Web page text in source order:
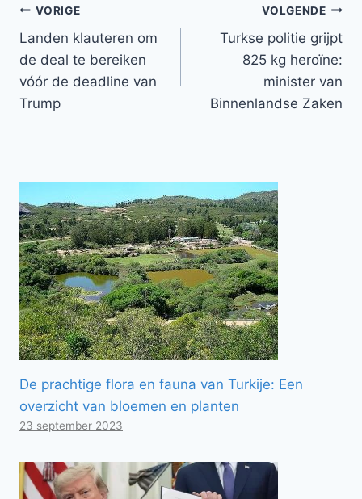
Bericht
navigatie
VORIGE
Landen klauteren om
de deal te bereiken
vóór de deadline van
Trump
VOLGENDE
Turkse politie grijpt
825 kg heroïne:
minister van
Binnenlandse Zaken
De prachtige flora en fauna van Turkije: Een
overzicht van bloemen en planten
23 september 2023